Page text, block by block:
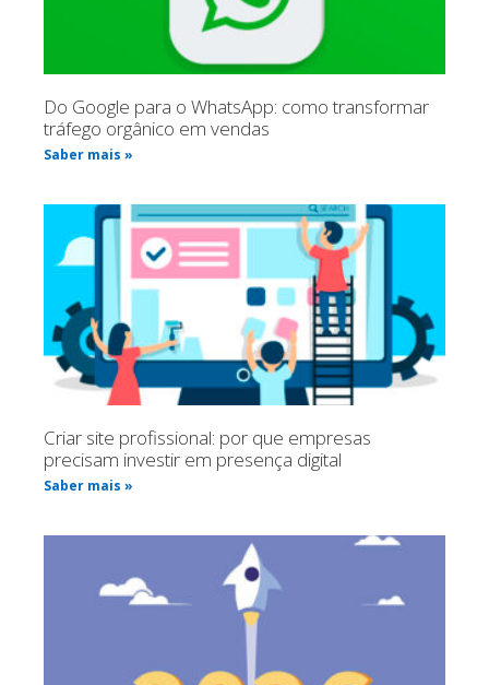
Do Google para o WhatsApp: como transformar
tráfego orgânico em vendas
Saber mais »
Criar site profissional: por que empresas
precisam investir em presença digital
Saber mais »